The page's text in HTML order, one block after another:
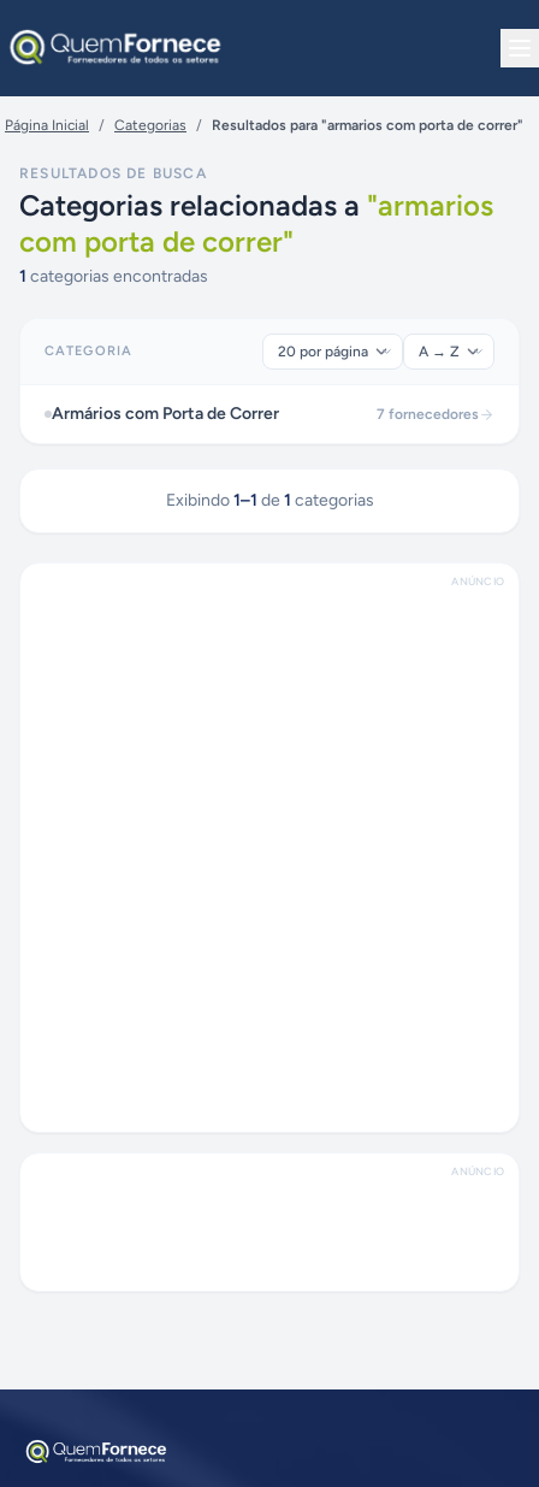
Página Inicial / Categorias / Resultados para "armarios com porta de correr"
RESULTADOS DE BUSCA
Categorias relacionadas a "armarios
com porta de correr"
1 categorias encontradas
CATEGORIA
Armários com Porta de Correr 7 fornecedores
Exibindo 1–1 de 1 categorias
ANÚNCIO
ANÚNCIO